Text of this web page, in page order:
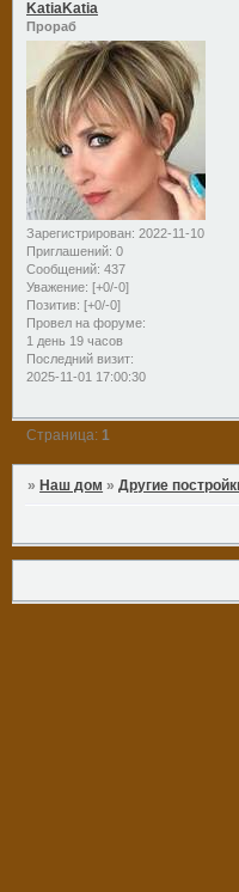
KatiaKatia
Прораб
Зарегистрирован: 2022-11-10
Приглашений: 0
Сообщений: 437
Уважение: [+0/-0]
Позитив: [+0/-0]
Провел на форуме:
1 день 19 часов
Последний визит:
2025-11-01 17:00:30
Страница:1
» Наш дом »Другие